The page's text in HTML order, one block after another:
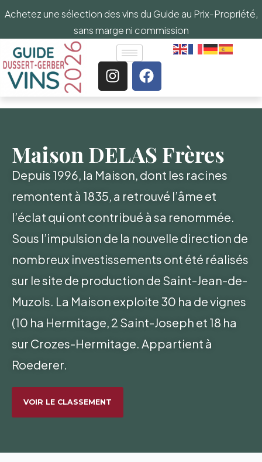
Achetez une sélection des vins du Guide au Prix-Propriété,
sans marge ni commission
Maison DELAS Frères
Depuis 1996, la Maison, dont les racines
remontent à 1835, a retrouvé l’âme et
l’éclat qui ont contribué à sa renommée.
Sous l’impulsion de la nouvelle direction de
nombreux investissements ont été réalisés
sur le site de production de Saint-Jean-de-
Muzols. La Maison exploite 30 ha de vignes
(10 ha Hermitage, 2 Saint-Joseph et 18 ha
sur Crozes-Hermitage. Appartient à
Roederer.
VOIR LE CLASSEMENT